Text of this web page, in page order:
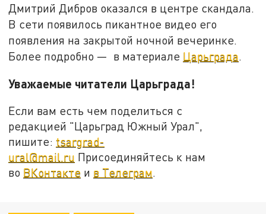
Дмитрий Дибров оказался в центре скандала.
В сети появилось пикантное видео его
появления на закрытой ночной вечеринке.
Более подробно — в материале Царьграда.
Уважаемые читатели Царьграда!
Если вам есть чем поделиться с
редакцией "Царьград Южный Урал",
пишите: tsargrad-
ural@mail.ru Присоединяйтесь к нам
во ВКонтакте и в Телеграм.